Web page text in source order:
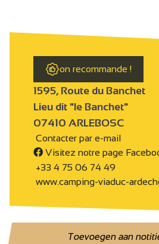
on recommande !
1595, Route du Banchet
Lieu dit "le Banchet"
07410 ARLEBOSC
Contacter par e-mail
Visitez notre page
+33 4 75 06 74 49
www.camping-viaduc-
Toevoegen aan